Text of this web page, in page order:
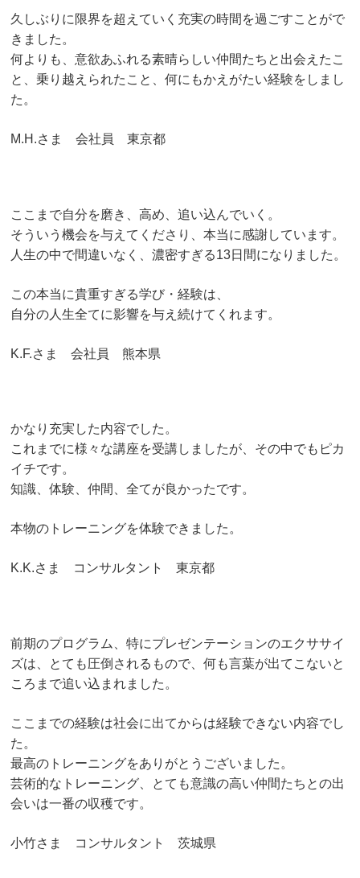
久しぶりに限界を超えていく充実の時間を過ごすことがで
きました。
何よりも、意欲あふれる素晴らしい仲間たちと出会えたこ
と、 乗り越えられたこと、何にもかえがたい経験をしまし
た。
M.H.さま 会社員 東京都
ここまで自分を磨き、高め、追い込んでいく。
そういう機会を与えてくださり、本当に感謝しています。
人生の中で間違いなく、濃密すぎる13日間になりました。
この本当に貴重すぎる学び・経験は、
自分の人生全てに影響を与え続けてくれます。
K.F.さま 会社員 熊本県
かなり充実した内容でした。
これまでに様々な講座を受講しましたが、その中でもピカ
イチです。
知識、体験、仲間、全てが良かったです。
本物のトレーニングを体験できました。
K.K.さま コンサルタント 東京都
前期のプログラム、特にプレゼンテーションのエクササイ
ズは、 とても圧倒されるもので、何も言葉が出てこないと
ころまで追い込まれました。
ここまでの経験は社会に出てからは経験できない内容でし
た。
最高のトレーニングをありがとうございました。
芸術的なトレーニング、とても意識の高い仲間たちとの出
会いは一番の収穫です。
小竹さま コンサルタント 茨城県